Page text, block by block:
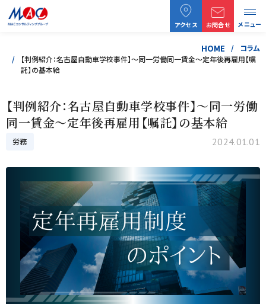
アクセス お問合せ メニュー
HOME
コラム
【判例紹介：名古屋自動車学校事件】～同一労働同一賃金～定年後再雇用【嘱
託】の基本給
【判例紹介：名古屋自動車学校事件】～同一労働
同一賃金～定年後再雇用【嘱託】の基本給
2024.01.01
労務